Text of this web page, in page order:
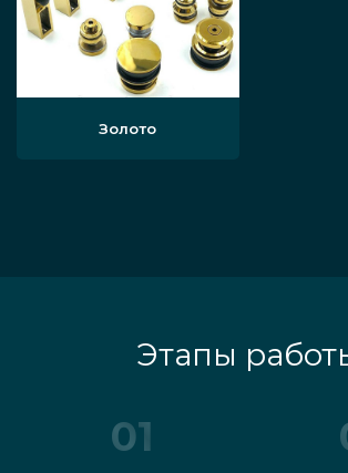
Золото
Этапы
01